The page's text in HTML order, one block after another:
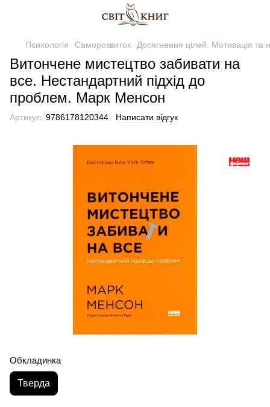
Психологія Саморозвиток Досягнення цілей. Мотивація та
Витончене мистецтво забивати на
все. Нестандартний підхід до
проблем. Марк Менсон
Артикул: 9786178120344 Написати відгук
Обкладинка
Тверда